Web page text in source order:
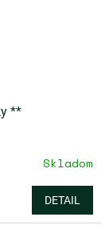
**
Skladom
DETAIL